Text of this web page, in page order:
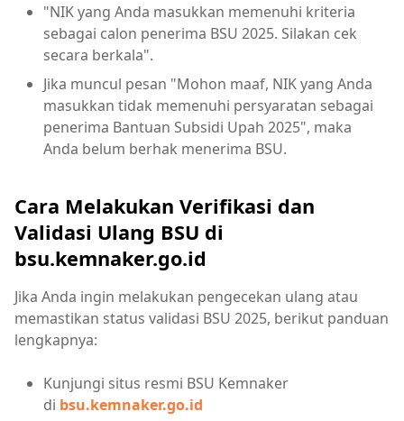
"NIK yang Anda masukkan memenuhi kriteria
sebagai calon penerima BSU 2025. Silakan cek
secara berkala".
Jika muncul pesan "Mohon maaf, NIK yang Anda
masukkan tidak memenuhi persyaratan sebagai
penerima Bantuan Subsidi Upah 2025", maka
Anda belum berhak menerima BSU.
Cara Melakukan Verifikasi dan
Validasi Ulang BSU di
bsu.kemnaker.go.id
Jika Anda ingin melakukan pengecekan ulang atau
memastikan status validasi BSU 2025, berikut panduan
lengkapnya:
Kunjungi situs resmi BSU Kemnaker
di bsu.kemnaker.go.id